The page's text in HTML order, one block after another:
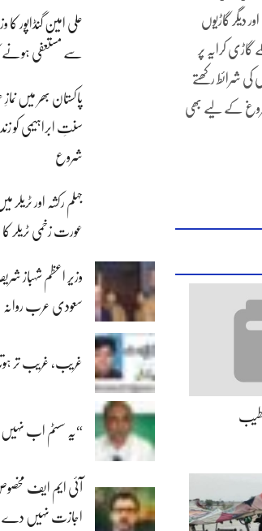
علی امین گنڈاپور کا
سے مستعفی ہونے
پاکستان بھر میں
سنتِ ابراہیمی کو
شروع
جہلم رکشہ اور ٹریلر
عورت زخمی ٹریلر
وزیر اعظم شہباز
سعودی عرب روانہ
غریب، غریب تر
“یہ سسٹم اب
آئی ایم ایف
اجازت نہیں دے
گاڑیوں
کرایہ پر
کی شرائط رکھتے
کے لیے بھی